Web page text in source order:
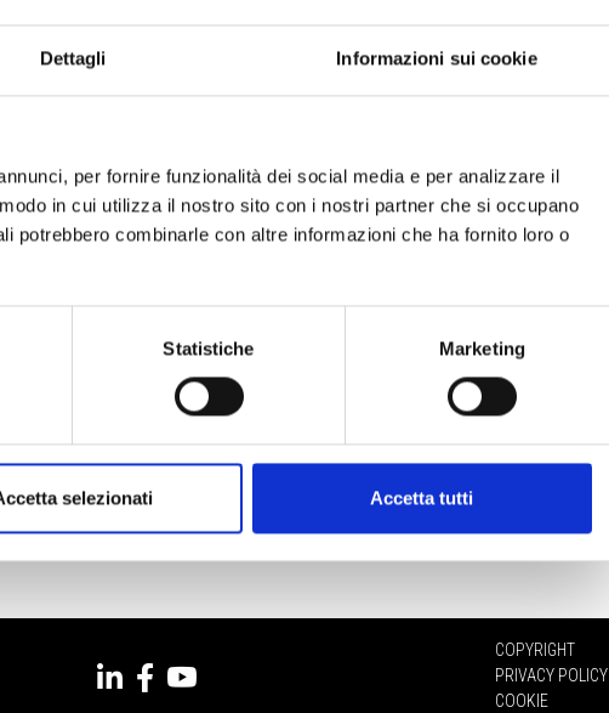
Dettagli Informazioni sui cookie
per fornire funzionalità dei social media e per analizzare il
in cui utilizza il nostro sito con i nostri partner che si occupano
potrebbero combinarle con altre informazioni che ha fornito loro o
Statistiche Marketing
selezionati Accetta tutti
COPYRIGHT
PRIVACY POLICY
COOKIE